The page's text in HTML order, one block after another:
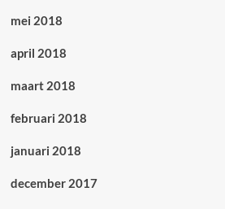
mei 2018
april 2018
maart 2018
februari 2018
januari 2018
december 2017